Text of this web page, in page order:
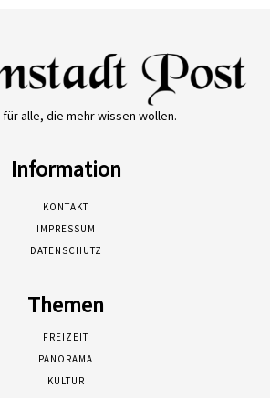
für alle, die mehr wissen wollen.
Information
KONTAKT
IMPRESSUM
DATENSCHUTZ
Themen
FREIZEIT
PANORAMA
KULTUR